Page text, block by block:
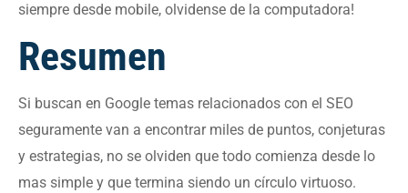
siempre desde mobile, olvidense de la computadora!
Resumen
Si buscan en Google temas relacionados con el SEO
seguramente van a encontrar miles de puntos, conjeturas
y estrategias, no se olviden que todo comienza desde lo
mas simple y que termina siendo un círculo virtuoso.